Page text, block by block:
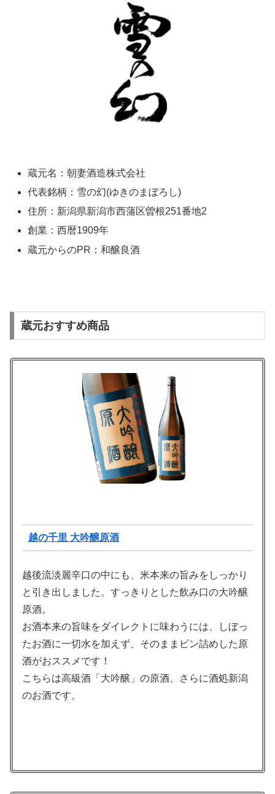
蔵元名：朝妻酒造株式会社
代表銘柄：雪の幻(ゆきのまぼろし)
住所：新潟県新潟市西蒲区曽根251番地2
創業：西暦1909年
蔵元からのPR：和醸良酒
蔵元おすすめ商品
越の千里 大吟醸原酒
越後流淡麗辛口の中にも、米本来の旨みをしっかり
と引き出しました。すっきりとした飲み口の大吟醸
原酒。
お酒本来の旨味をダイレクトに味わうには、しぼっ
たお酒に一切水を加えず、そのままビン詰めした原
酒がおススメです！
こちらは高級酒「大吟醸」の原酒、さらに酒処新潟
のお酒です。